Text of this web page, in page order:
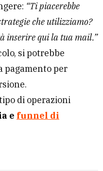
“Ti piacerebbe
che utilizziamo?
inserire qui la tua mail.”
si potrebbe
pagamento per
di operazioni
e funnel di